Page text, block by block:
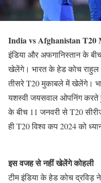
India vs Afghanistan T20
इंडिया और अफगानिस्तान के
खेलेंगे। भारत के हेड कोच राहुल
तीसरे T20 मुकाबले में खेलेंगे।
यशस्वी जयसवाल ओपनिंग करते
के बीच 11 जनवरी से T20
ही T20 विश्व कप 2024 को
इस वजह से नहीं खेलेंगे कोहली
टीम इंडिया के हेड कोच